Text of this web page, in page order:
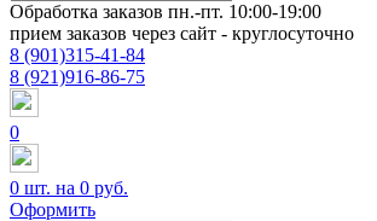
Обработка заказов пн.-пт. 10:00-19:00
прием заказов через сайт - круглосуточно
8 (901)315-41-84
8 (921)916-86-75
0
0 шт. на 0 руб.
Оформить